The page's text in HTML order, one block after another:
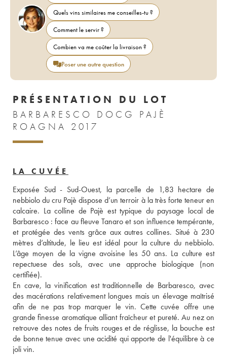
Quels vins similaires me conseilles-tu ?
Comment le servir ?
Combien va me coûter la livraison ?
Poser une autre question
PRÉSENTATION DU LOT
BARBARESCO DOCG PAJÈ
ROAGNA 2017
LA CUVÉE
Exposée Sud - Sud-Ouest, la parcelle de 1,83 hectare de
nebbiolo du cru Pajè dispose d’un terroir à la très forte teneur en
calcaire. La colline de Pajè est typique du paysage local de
Barbaresco : face au fleuve Tanaro et son influence tempérante,
et protégée des vents grâce aux autres collines. Situé à 230
mètres d’altitude, le lieu est idéal pour la culture du nebbiolo.
L’âge moyen de la vigne avoisine les 50 ans. La culture est
repectuese des sols, avec une approche biologique (non
certifiée).
En cave, la vinification est traditionnelle de Barbaresco, avec
des macérations relativement longues mais un élevage maîtrisé
afin de ne pas trop marquer le vin. Cette cuvée offre une
grande finesse aromatique alliant fraîcheur et pureté. Au nez on
retrouve des notes de fruits rouges et de réglisse, la bouche est
de bonne tenue avec une acidité qui apporte de l'équilibre à ce
joli vin.